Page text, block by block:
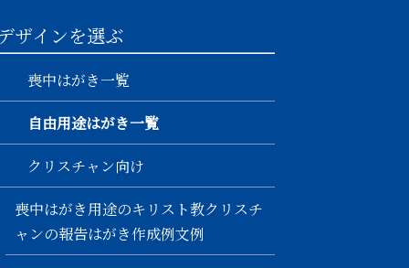
ザインを選ぶ
喪中はがき一覧
自由用途はがき一覧
クリスチャン向け
喪中はがき用途のキリスト教クリスチ
ャンの報告はがき作成例文例